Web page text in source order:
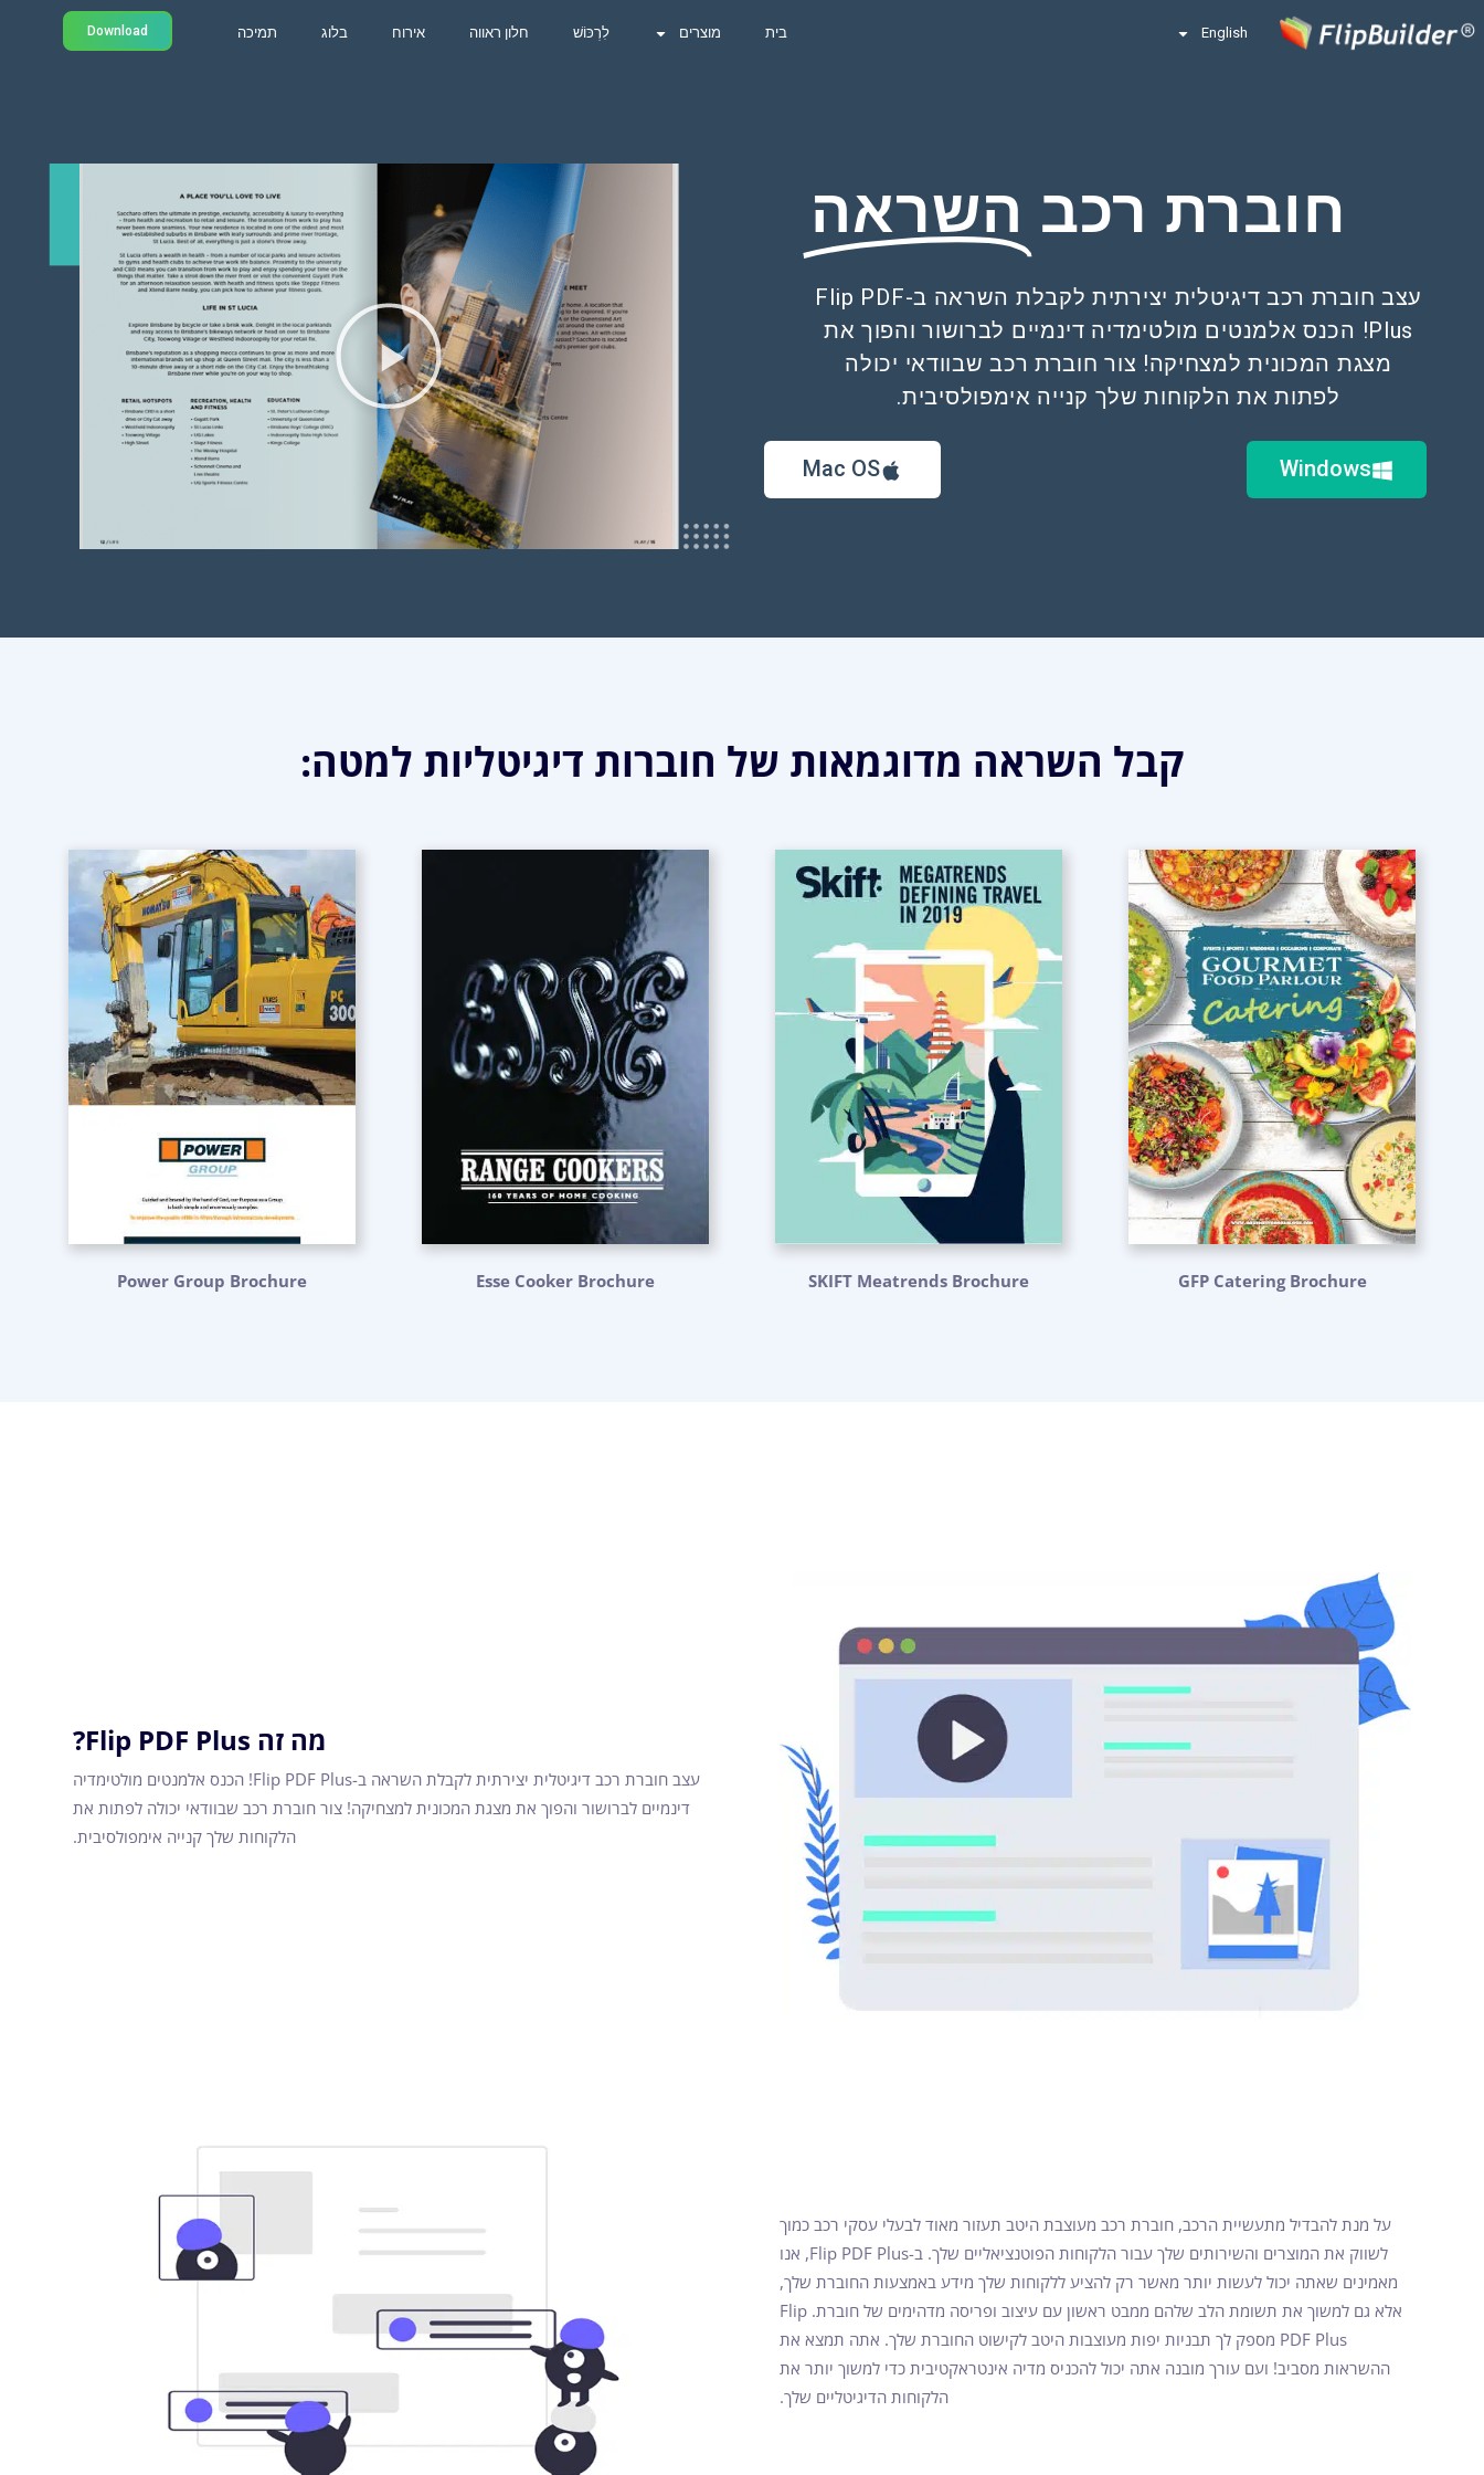
English בית מוצרים לִרְכּוֹשׁ חלון ראווה אירוח בלוג תמיכה Download
חוברת רכב השראה
עצב חוברת רכב דיגיטלית יצירתית לקבלת השראה ב-Flip PDF
Plus! הכנס אלמנטים מולטימדיה דינמיים לברושור והפוך את
מצגת המכונית למצחיקה! צור חוברת רכב שבוודאי יכולה
לפתות את הלקוחות שלך קנייה אימפולסיבית.
Windows
Mac OS
קבל השראה מדוגמאות של חוברות דיגיטליות למטה:
GFP Catering Brochure
SKIFT Meatrends Brochure
Esse Cooker Brochure
Power Group Brochure
מה זה Flip PDF Plus?
עצב חוברת רכב דיגיטלית יצירתית לקבלת השראה ב-Flip PDF Plus! הכנס אלמנטים מולטימדיה
דינמיים לברושור והפוך את מצגת המכונית למצחיקה! צור חוברת רכב שבוודאי יכולה לפתות את
הלקוחות שלך קנייה אימפולסיבית.
על מנת להבדיל מתעשיית הרכב, חוברת רכב מעוצבת היטב תעזור מאוד לבעלי עסקי רכב כמוך
לשווק את המוצרים והשירותים שלך עבור הלקוחות הפוטנציאליים שלך. ב-Flip PDF Plus, אנו
מאמינים שאתה יכול לעשות יותר מאשר רק להציע ללקוחות שלך מידע באמצעות החוברת שלך,
אלא גם למשוך את תשומת הלב שלהם ממבט ראשון עם עיצוב ופריסה מדהימים של חוברת. Flip
PDF Plus מספק לך תבניות יפות מעוצבות היטב לקישוט החוברת שלך. אתה תמצא את
ההשראות מסביב! ועם עורך מובנה אתה יכול להכניס מדיה אינטראקטיבית כדי למשוך יותר את
הלקוחות הדיגיטליים שלך.